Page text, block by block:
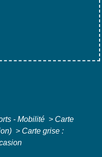
- Mobilité > Carte
> Carte grise :